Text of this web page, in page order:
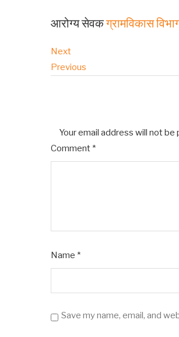
आरोग्य सेवकग्रामविकास
Next
Previous
Your email address will not be
Comment *
Name *
Save my name, email, and